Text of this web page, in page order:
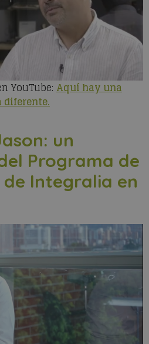
YouTube: Aquí hay una
diferente.
un
Programa de
Integralia en